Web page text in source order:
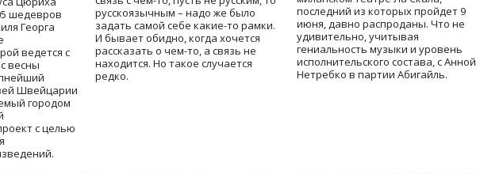
шедевров
Георга
ведется с
весны
Швейцарии
городом
с целью
русскоязычным – надо же было
задать самой себе какие-то рамки.
И бывает обидно, когда хочется
рассказать о чем-то, а связь не
находится. Но такое случается
редко.
последний из которых пройдет 9
июня, давно распроданы. Что не
удивительно, учитывая
гениальность музыки и уровень
исполнительского состава, с Анной
Нетребко в партии Абигайль.